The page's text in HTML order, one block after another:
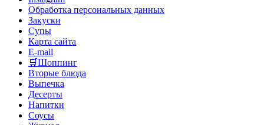
Обработка персональных данных
Закуски
Супы
Карта сайта
E-mail
🛒Шоппинг
Вторые блюда
Выпечка
Десерты
Напитки
Соусы